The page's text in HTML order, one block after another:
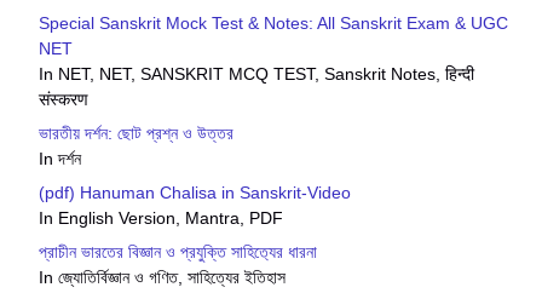
Special Sanskrit Mock Test & Notes: All Sanskrit Exam & UGC
NET
In NET, NET, SANSKRIT MCQ TEST, Sanskrit Notes, हिन्दी
संस्करण
ভারতীয় দর্শন: ছোট প্রশ্ন ও উত্তর
In দর্শন
(pdf) Hanuman Chalisa in Sanskrit-Video
In English Version, Mantra, PDF
প্রাচীন ভারতের বিজ্ঞান ও প্রযুক্তি সাহিত‍্যের ধারনা
In জ্যোতির্বিজ্ঞান ও গণিত, সাহিত্যের ইতিহাস